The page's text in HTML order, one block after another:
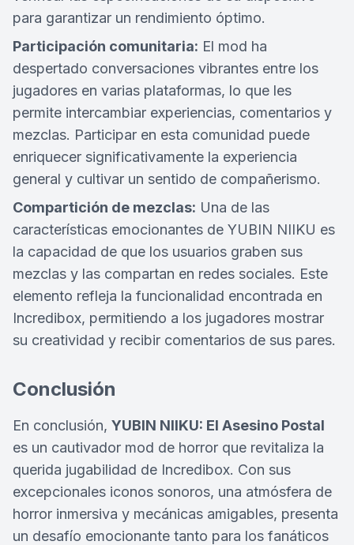
para garantizar un rendimiento óptimo.
Participación comunitaria: El mod ha
despertado conversaciones vibrantes entre los
jugadores en varias plataformas, lo que les
permite intercambiar experiencias, comentarios y
mezclas. Participar en esta comunidad puede
enriquecer significativamente la experiencia
general y cultivar un sentido de compañerismo.
Compartición de mezclas: Una de las
características emocionantes de YUBIN NIIKU es
la capacidad de que los usuarios graben sus
mezclas y las compartan en redes sociales. Este
elemento refleja la funcionalidad encontrada en
Incredibox, permitiendo a los jugadores mostrar
su creatividad y recibir comentarios de sus pares.
Conclusión
En conclusión, YUBIN NIIKU: El Asesino Postal
es un cautivador mod de horror que revitaliza la
querida jugabilidad de Incredibox. Con sus
excepcionales iconos sonoros, una atmósfera de
horror inmersiva y mecánicas amigables, presenta
un desafío emocionante tanto para los fanáticos